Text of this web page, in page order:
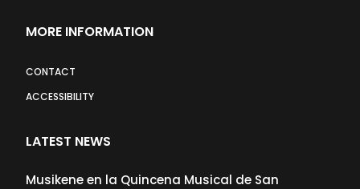
MORE INFORMATION
CONTACT
ACCESSIBILITY
LATEST NEWS
Musikene en la Quincena Musical de San